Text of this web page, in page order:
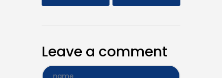
Leave a comment